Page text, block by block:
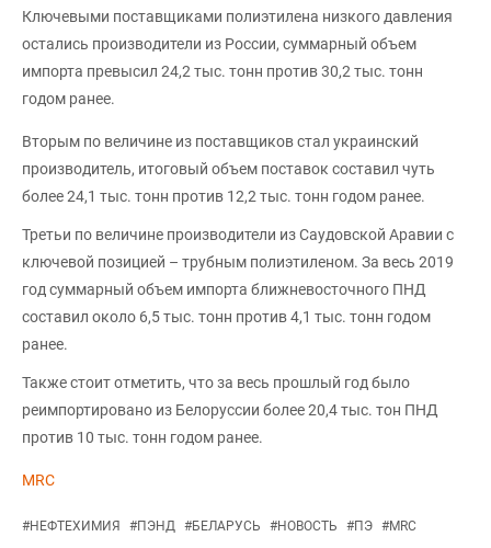
Ключевыми поставщиками полиэтилена низкого давления
остались производители из России, суммарный объем
импорта превысил 24,2 тыс. тонн против 30,2 тыс. тонн
годом ранее.
Вторым по величине из поставщиков стал украинский
производитель, итоговый объем поставок составил чуть
более 24,1 тыс. тонн против 12,2 тыс. тонн годом ранее.
Третьи по величине производители из Саудовской Аравии с
ключевой позицией – трубным полиэтиленом. За весь 2019
год суммарный объем импорта ближневосточного ПНД
составил около 6,5 тыс. тонн против 4,1 тыс. тонн годом
ранее.
Также стоит отметить, что за весь прошлый год было
реимпортировано из Белоруссии более 20,4 тыс. тон ПНД
против 10 тыс. тонн годом ранее.
MRC
#НЕФТЕХИМИЯ #ПЭНД #БЕЛАРУСЬ #НОВОСТЬ #ПЭ #MRC